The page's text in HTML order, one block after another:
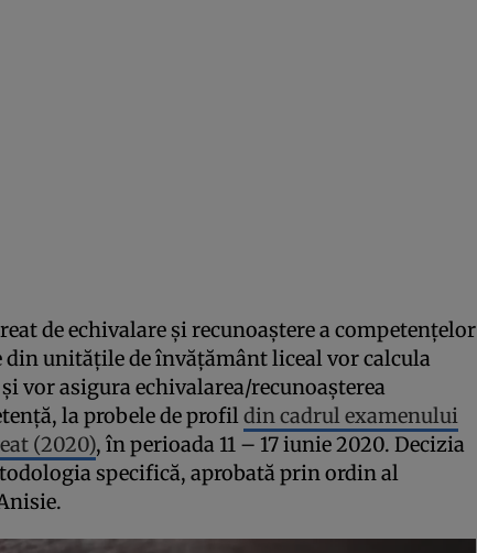
de echivalare și recunoaștere a competențelor
unitățile de învățământ liceal vor calcula
vor asigura echivalarea/recunoașterea
la probele de profildin cadrul examenului
(2020), în perioada 11 – 17 iunie 2020. Decizia
specifică, aprobată prin ordin al